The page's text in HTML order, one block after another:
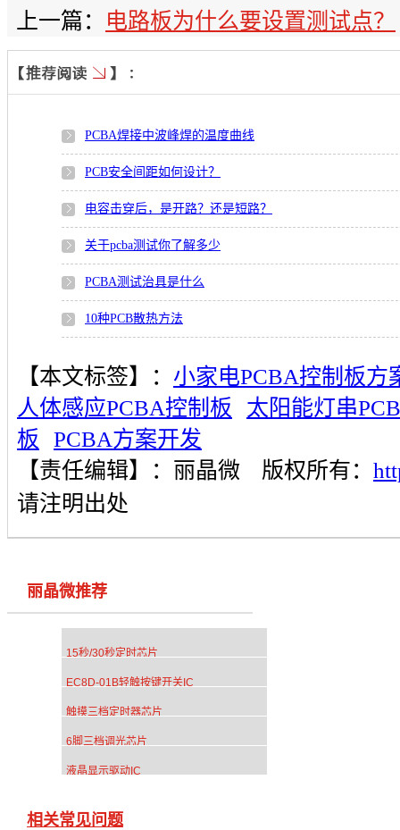
上一篇： 电路板为什么要设置测试点？
PCBA焊接中波峰焊的温度曲线
PCB安全间距如何设计？
电容击穿后，是开路？还是短路？
关于pcba测试你了解多少
PCBA测试治具是什么
10种PCB散热方法
【本文标签】： 小家电PCBA控制板方
人体感应PCBA控制板
太阳能灯串
板
PCBA方案开发
【责任编辑】： 丽晶微 版权所有：
请注明出处
丽晶微推荐
15秒/30秒定时芯片
EC8D-01B轻触按键开关IC
触摸三档定时器芯片
6脚三档调光芯片
液晶显示驱动IC
相关常见问题